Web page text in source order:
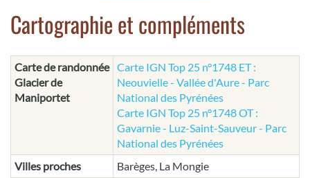
Cartographie et compléments
Carte de randonnée
Glacier de
Maniportet
Carte IGN Top 25 n°1748 ET :
Neouvielle - Vallée d'Aure - Parc
National des Pyrénées
Carte IGN Top 25 n°1748 OT :
Gavarnie - Luz-Saint-Sauveur - Parc
National des Pyrénées
Villes proches
Barèges, La Mongie